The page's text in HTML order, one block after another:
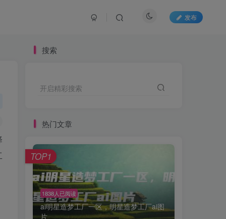
发布
搜索
开启精彩搜索
热门文章
1838人已阅读
ai明星造梦工厂一区，明星造梦工厂ai图
片
TOP1